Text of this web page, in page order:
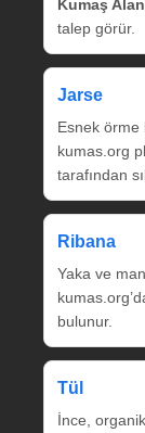
Kumaş
talep görür.
Jarse
Esnek örme
kumas.org
tarafından
Ribana
Yaka ve
bulunur.
Tül
İnce,